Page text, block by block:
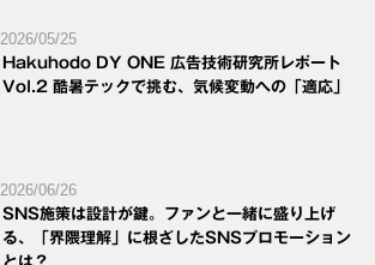
2026/05/25
Hakuhodo DY ONE 広告技術研究所レポート
Vol.2 酷暑テックで挑む、気候変動への「適応」
2026/06/26
SNS施策は設計が鍵。ファンと一緒に盛り上げ
る、「界隈理解」に根ざしたSNSプロモーション
とは？